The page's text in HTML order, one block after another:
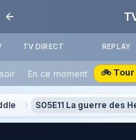
TV DIRECT REPLAY
En ce moment 🚲
S05E11 La guerre des